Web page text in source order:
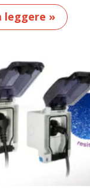
leggere »